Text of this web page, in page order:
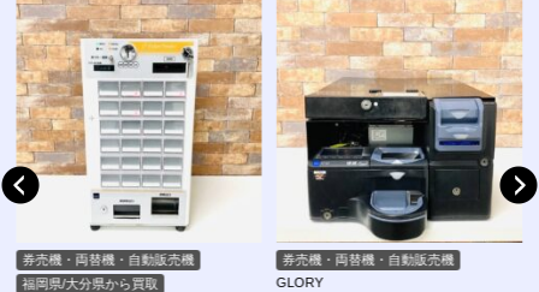
券売機・両替機・自動販売機
福岡県/大分県から買取
券売機・両替機・自動販売機
GLORY